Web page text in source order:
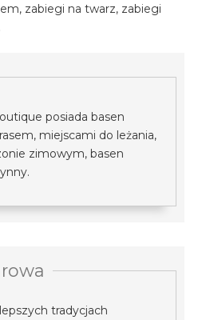
zabiegi na twarz, zabiegi
posiada basen
miejscami do leżania,
zimowym, basen
tradycjach